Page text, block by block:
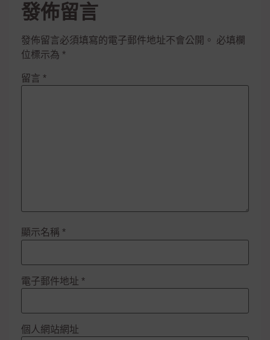
發佈留言
發佈留言必須填寫的電子郵件地址不會公開。
必填欄
位標示為 *
留言 *
顯示名稱 *
電子郵件地址 *
個人網站網址